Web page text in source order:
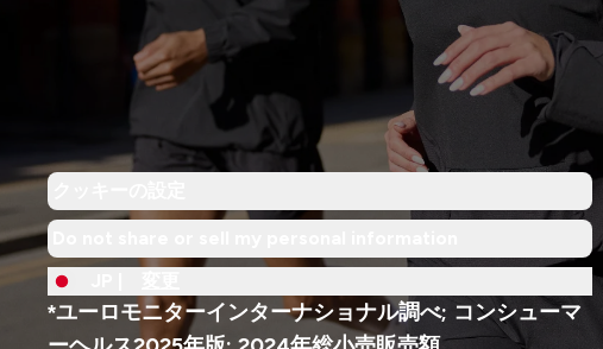
*ユーロモニターインターナショナル調べ; コンシューマ